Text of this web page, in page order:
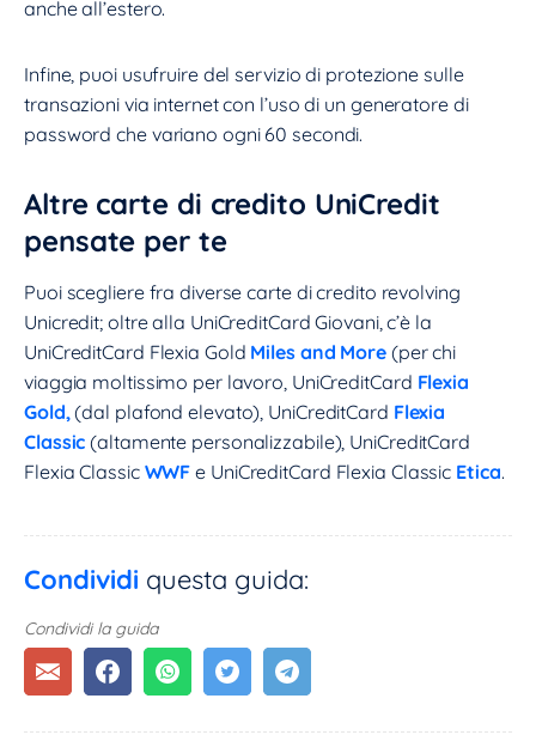
anche all’estero.
Infine, puoi usufruire del servizio di protezione sulle
transazioni via internet con l’uso di un generatore di
password che variano ogni 60 secondi.
Altre carte di credito UniCredit
pensate per te
Puoi scegliere fra diverse carte di credito revolving
Unicredit; oltre alla UniCreditCard Giovani, c’è la
UniCreditCard Flexia Gold Miles and More (per chi
viaggia moltissimo per lavoro, UniCreditCard Flexia
Gold,(dal plafond elevato), UniCreditCard Flexia
Classic (altamente personalizzabile), UniCreditCard
Flexia Classic WWF e UniCreditCard Flexia Classic Etica.
Condividi questa guida:
Condividi la guida